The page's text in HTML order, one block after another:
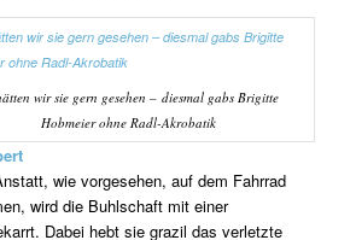
wir sie gern gesehen – diesmal gabs Brigitte
Hobmeier ohne Radl-Akrobatik
wie vorgesehen, auf dem Fahrrad
wird die Buhlschaft mit einer
Dabei hebt sie grazil das verletzte